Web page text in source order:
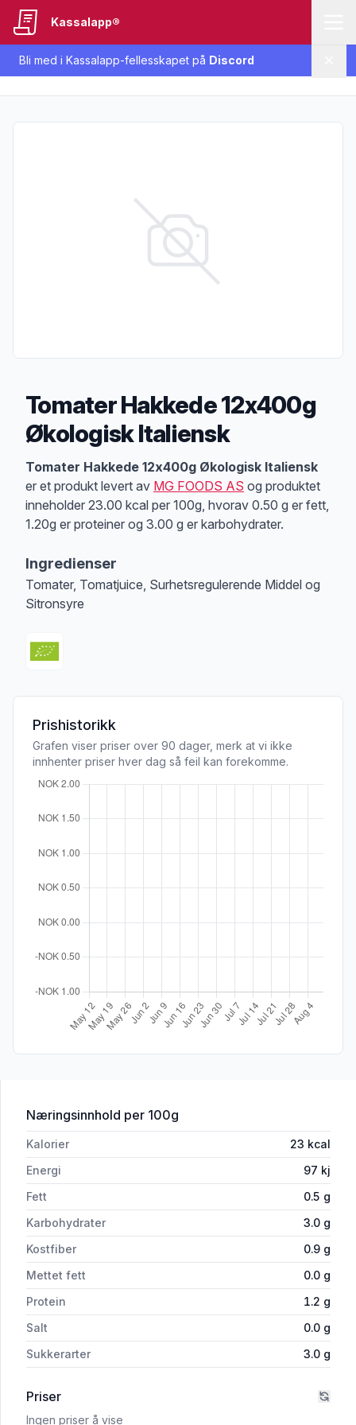
Bli med i Kassalapp-fellesskapet på Discord
Kassalapp®
Tomater Hakkede 12x400g
Økologisk Italiensk
Produktbeskrivelse
Tomater Hakkede 12x400g Økologisk Italiensk
er et produkt levert av MG FOODS AS og produktet
inneholder 23.00 kcal per 100g, hvorav 0.50 g er fett,
1.20g er proteiner og 3.00 g er karbohydrater.
Ingredienser
Tomater, Tomatjuice, Surhetsregulerende Middel og
Sitronsyre
Prishistorikk
Grafen viser priser over 90 dager, merk at vi ikke
innhenter priser hver dag så feil kan forekomme.
Næringsinnhold for 'Tomater Hakkede 12x400g
per 100g
Kalorier 23 kcal
Energi
97 kj
Fett
0.5 g
Karbohydrater
3.0 g
Kostfiber
0.9 g
Mettet fett
0.0 g
Protein
1.2 g
Salt
0.0 g
Sukkerarter
3.0 g
Priser
Ingen priser å vise